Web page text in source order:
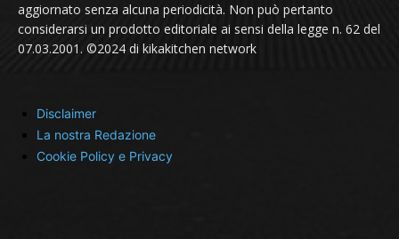
aggiornato senza alcuna periodicità. Non può pertanto
considerarsi un prodotto editoriale ai sensi della legge n. 62 del
07.03.2001. ©2024 di kikakitchen network
Disclaimer
La nostra Redazione
Cookie Policy e Privacy